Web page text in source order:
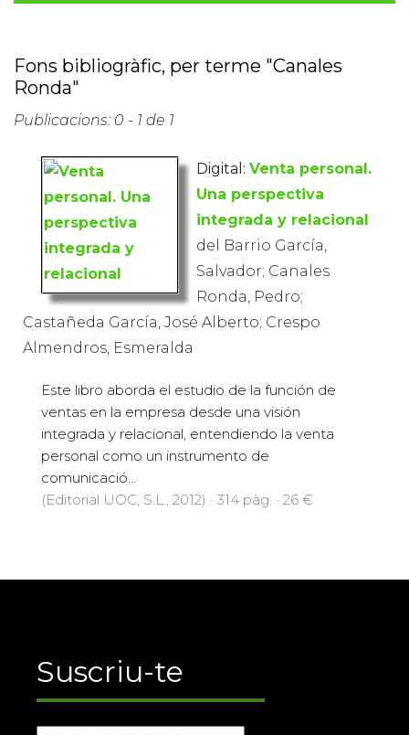
Fons bibliogràfic, per terme "Canales
Ronda"
Publicacions: 0 - 1 de 1
Digital: Venta personal.
Una perspectiva
integrada y relacional
del Barrio García,
Salvador; Canales
Ronda, Pedro;
Castañeda García, José Alberto; Crespo
Almendros, Esmeralda
Este libro aborda el estudio de la función de
ventas en la empresa desde una visión
integrada y relacional, entendiendo la venta
personal como un instrumento de
comunicació...
(Editorial UOC, S.L., 2012) · 314 pàg. · 26 €
Suscriu-te